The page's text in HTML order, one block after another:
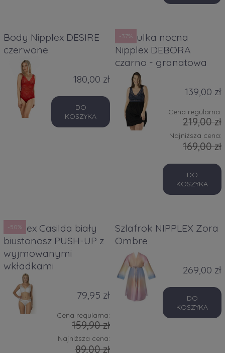
Body Nipplex DESIRE
czerwone
180,00 zł
DO
KOSZYKA
Koszulka nocna
Nipplex DEBORA
czarno - granatowa
139,00 zł
Cena regularna:
219,00 zł
Najniższa cena:
169,00 zł
DO
KOSZYKA
-37%
Nipplex Casilda biały
biustonosz PUSH-UP z
wyjmowanymi
wkładkami
79,95 zł
Cena regularna:
159,90 zł
Najniższa cena:
89,00 zł
-50%
Szlafrok NIPPLEX Zora
Ombre
269,00 zł
DO
KOSZYKA